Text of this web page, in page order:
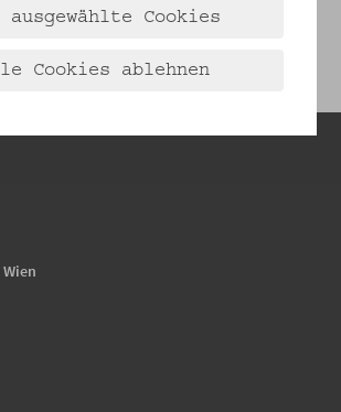
ausgewählte Cookies
Cookies ablehnen